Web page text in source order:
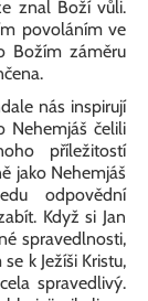
znal Boží vůli.
povoláním ve
Božím záměru
nás inspirují
Nehemjáš čelili
příležitostí
jako Nehemjáš
odpovědní
Když si Jan
spravedlnosti,
k Ježíši Kristu,
spravedlivý.